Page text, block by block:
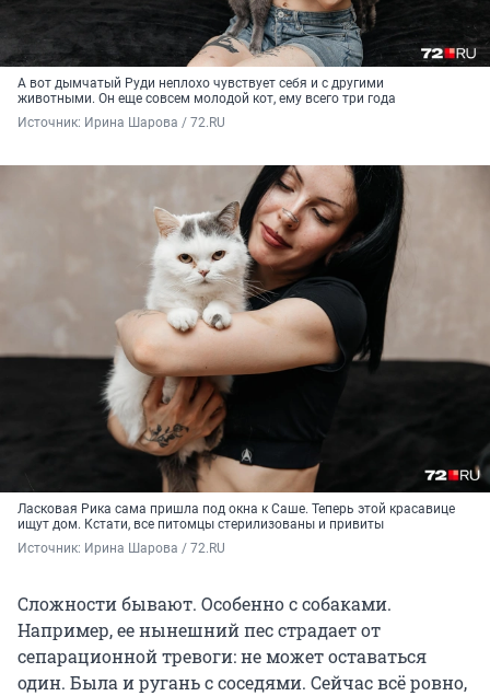
А вот дымчатый Руди неплохо чувствует себя и с другими
животными. Он еще совсем молодой кот, ему всего три года
Источник: Ирина Шарова / 72.RU
Ласковая Рика сама пришла под окна к Саше. Теперь этой красавице
ищут дом. Кстати, все питомцы стерилизованы и привиты
Источник: Ирина Шарова / 72.RU
Сложности бывают. Особенно с собаками.
Например, ее нынешний пес страдает от
сепарационной тревоги: не может оставаться
один. Была и ругань с соседями. Сейчас всё ровно,